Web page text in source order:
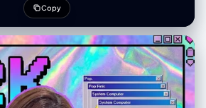
的「荷兰角度」构图 – 始终营造强烈的透视缩短
部位显得巨大，其余身体在透视中向远处延伸 – 最
尚或街拍照片，完全写实，而不是插画或二次元
靠近镜头（在更复杂的姿势中，有时可以是三
变化这些部位，不要总是同一个地方靠近镜头 – 可
： • 一只或两只手 / 手指向镜头伸出 • 一只或两
• 膝盖或大腿 • 脸部非常靠近镜头 • 在前倾姿态
– 选中的身体部位应当极度接近镜头，几乎要碰到
Copy